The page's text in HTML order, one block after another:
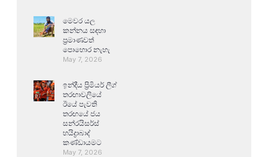
මෙවර යල
කන්නය සඳහා
ප්‍රමාණවත්
පොහොර නැහැ
May 7, 2026
ඉන්දීය ප්‍රිමියර් ලීග්
තරඟාවලියේ
ඊයේ පැවති
තරඟයේ ජය
සන්රයිසර්ස්
හයිද්‍රාබාද්
කණ්ඩායමට
May 7, 2026